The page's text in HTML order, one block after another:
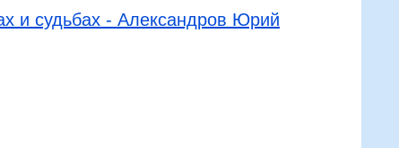
и судьбах - Александров Юрий